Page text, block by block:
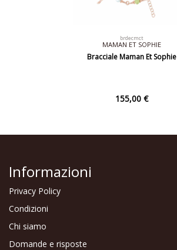
brdecmct
MAMAN ET SOPHIE
Bracciale Maman Et Sophie
155,00 €
Informazioni
Privacy Policy
Condizioni
Chi siamo
Domande e risposte